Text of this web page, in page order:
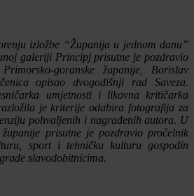
izložbe “Županija u jednom danu”
galeriji Principj prisutne je pozdravio
goranske županije, Borislav
opisao dvogodišnji rad Saveza.
umjetnosti i likovna kritičarka
je kriterije odabira fotografija za
pohvaljenih i nagrađenih autora. U
prisutne je pozdravio pročelnik
sport i tehničku kulturu gospodin
slavodobitnicima.